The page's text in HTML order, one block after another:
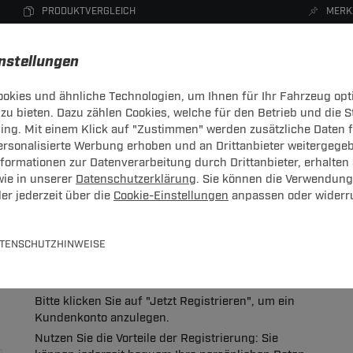
und ähnliche Technologien, um Ihnen für Ihr Fahrzeug
bieten. Dazu zählen Cookies, welche für den Betrieb und die
Mit einem Klick auf "Zustimmen" werden zusätzliche Daten
Werbung erhoben und an Drittanbieter
zur Datenverarbeitung durch Drittanbieter, erhalten
in unserer Datenschutzerklärung. Sie können die
jederzeit über die Cookie-Einstellungen anpassen oder
PRODUKTVERGLEICH
DACHBOXEN FAHRRADTRÄGER ZUBEHÖR
hier mit Ihrer E-Mail-Adresse und Ihrem Passwort an.
Bitte klicken Sie auf "Jetzt Registrieren", um ein
Kundenkonto anzulegen.
Nutzen Sie die Vorteile der Registrierung: Sie